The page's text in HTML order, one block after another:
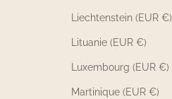
Liechtenstein (EUR €)
Lituanie (EUR €)
Luxembourg (EUR €)
Martinique (EUR €)